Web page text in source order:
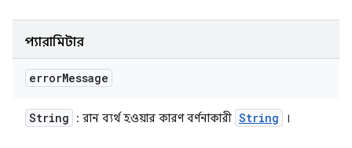
প্যারামিটার
errorMessage
String : রান ব্যর্থ হওয়ার কারণ বর্ণনাকারী String ।